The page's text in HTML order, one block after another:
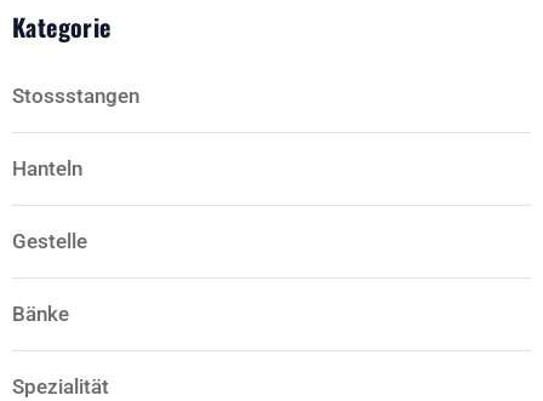
Kategorie
Stossstangen
Hanteln
Gestelle
Bänke
Spezialität